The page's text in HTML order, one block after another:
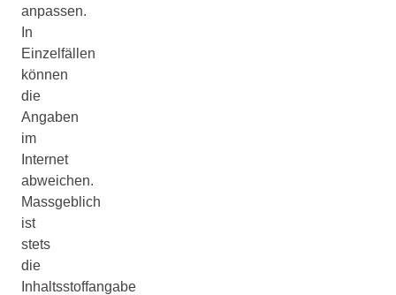
anpassen.
In
Einzelfällen
können
die
Angaben
im
Internet
abweichen.
Massgeblich
ist
stets
die
Inhaltsstoffangabe